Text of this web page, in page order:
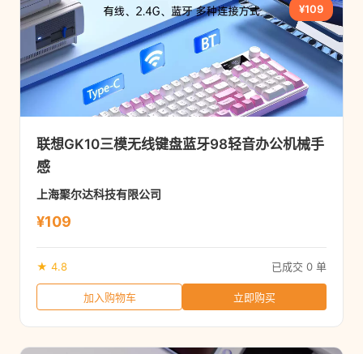
¥109
联想GK10三模无线键盘蓝牙98轻音办公机械手
感
上海聚尔达科技有限公司
¥109
★ 4.8 已成交 0 单
加入购物车 立即购买